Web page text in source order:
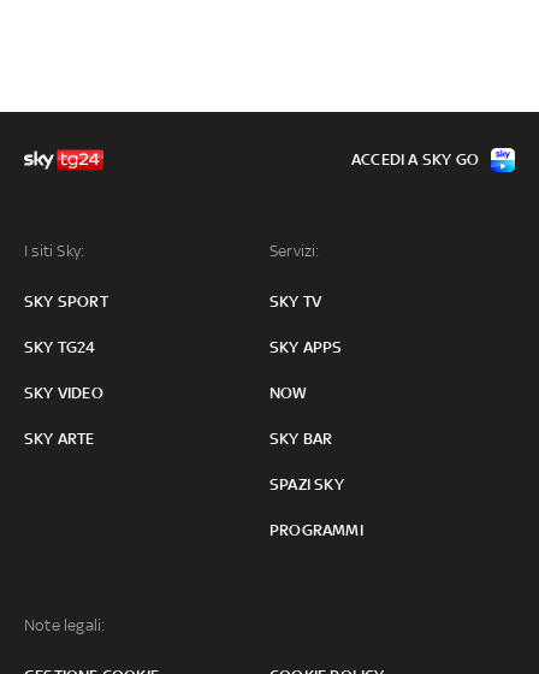
I siti Sky:
SKY SPORT
SKY TG24
SKY VIDEO
SKY ARTE
Servizi:
SKY TV
SKY APPS
NOW
SKY BAR
SPAZI SKY
PROGRAMMI
Note legali:
ACCEDI A SKY GO